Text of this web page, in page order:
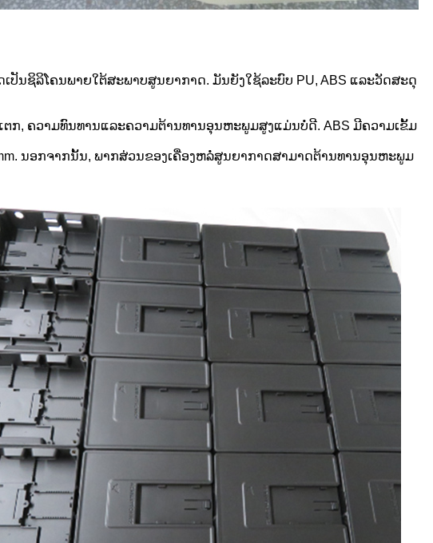
ປັນຊິລິໂຄນພາຍໃຕ້ສະພາບສູນຍາກາດ. ມັນຍັງໃຊ້ລະບົບ PU, ABS ແລະວັດສະດຸ
ກ, ຄວາມທົນທານແລະຄວາມຕ້ານທານອຸນຫະພູມສູງແມ່ນບໍ່ດີ. ABS ມີຄວາມເຂັ້ມ
ນອກຈາກນັ້ນ, ພາກສ່ວນຂອງເຄື່ອງຫລໍ່ສູນຍາກາດສາມາດຕ້ານທານອຸນຫະພູມ